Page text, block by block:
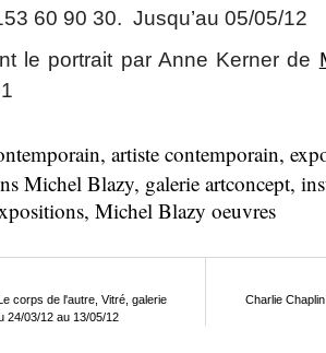
60 90 30. Jusqu’au 05/05/12
le portrait par Anne Kerner de
, artiste contemporain,
Michel Blazy, galerie artconcept,
, Michel Blazy oeuvres
corps de l'autre, Vitré, galerie
24/03/12 au 13/05/12
Charlie